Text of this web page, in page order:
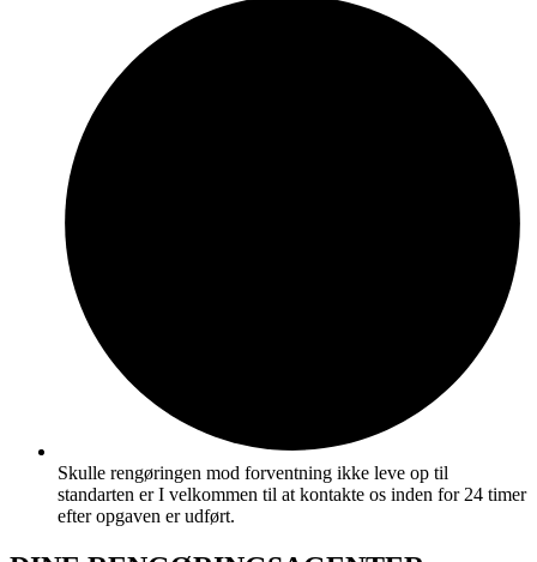
Skulle rengøringen mod forventning ikke leve op til
standarten er I velkommen til at kontakte os inden for 24 timer
efter opgaven er udført.